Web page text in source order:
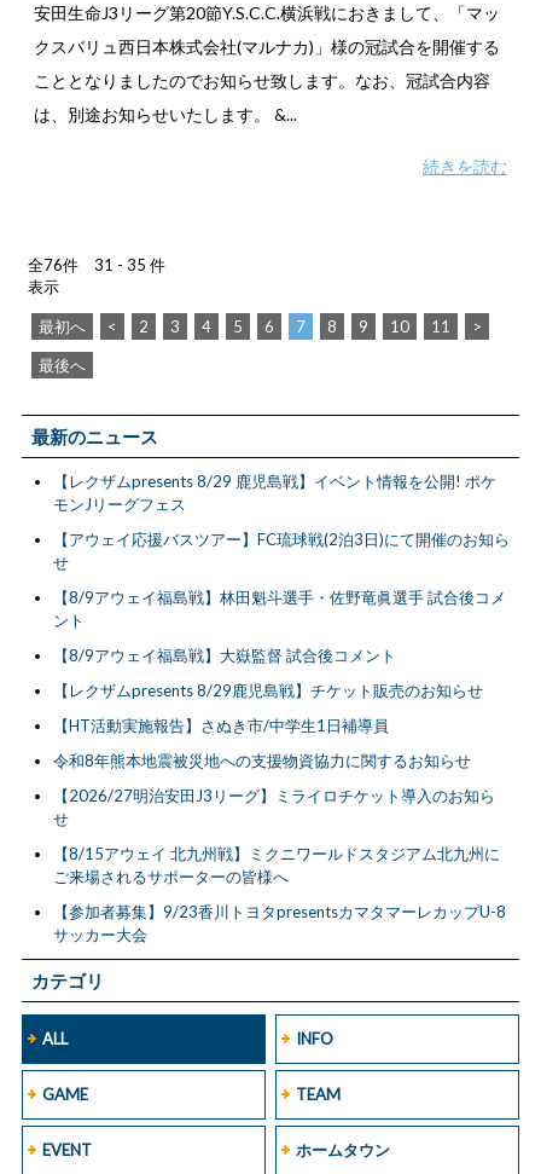
カテゴリ
ALL INFO
GAME TEAM
EVENT ホームタウン
安田生命J3リーグ第20節Y.S.C.C.横浜戦におきまして、「マッ
クスバリュ西日本株式会社(マルナカ)」様の冠試合を開催する
こととなりましたのでお知らせ致します。なお、冠試合内容
は、別途お知らせいたします。 &...
続きを読む
全76件 31 - 35 件
表示
最初へ < 2 3 4 5 6 7 8 9 10 11
>
最後へ
最新のニュース
【レクザムpresents 8/29 鹿児島戦】イベント情報を公開! ポケ
モンJリーグフェス
【アウェイ応援バスツアー】FC琉球戦(2泊3日)にて開催のお知ら
せ
【8/9アウェイ福島戦】林田魁斗選手・佐野竜眞選手 試合後コメ
ント
【8/9アウェイ福島戦】大嶽監督 試合後コメント
【レクザムpresents 8/29鹿児島戦】チケット販売のお知らせ
【HT活動実施報告】さぬき市/中学生1日補導員
令和8年熊本地震被災地への支援物資協力に関するお知らせ
【2026/27明治安田J3リーグ】ミライロチケット導入のお知ら
せ
【8/15アウェイ 北九州戦】ミクニワールドスタジアム北九州に
ご来場されるサポーターの皆様へ
【参加者募集】9/23香川トヨタpresentsカマタマーレカップU-8
サッカー大会